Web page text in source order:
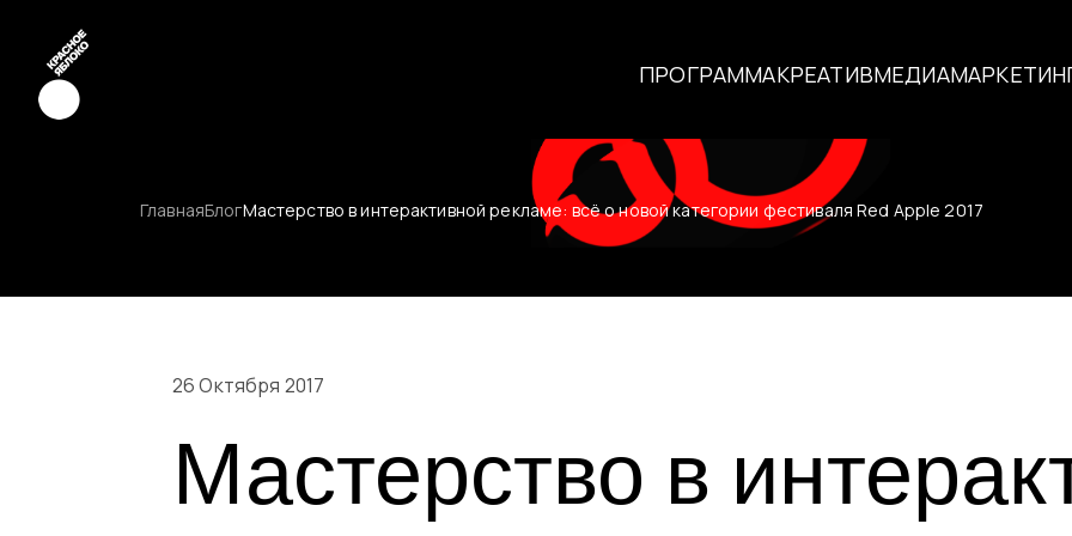
ПРОГРАММАКРЕАТИВМЕДИА
Медиа
Молодые креаторы
О фестивале
Победители
Специальные
ГлавнаяБлогМастерство в интерактивной рекламе: всё о новой категории фестиваля Red Apple 2017
26 Октября 2017
Мастерство в